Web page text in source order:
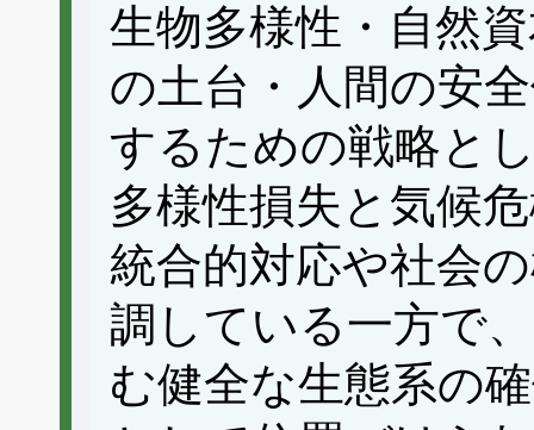
生物多様性・自然
の土台・人間の安
するための戦略と
多様性損失と気候
統合的対応や社会
調している一方で
む健全な生態系の